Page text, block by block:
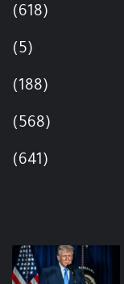
(618)
(5)
(188)
(568)
(641)